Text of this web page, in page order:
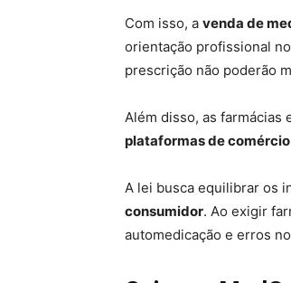
Com isso, a venda de
orientação profissional
prescrição não poderão
Além disso, as farmácias
plataformas de
A lei busca equilibrar os
consumidor. Ao exigir
automedicação e erros